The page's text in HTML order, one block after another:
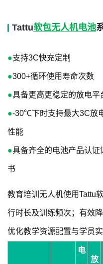
Tattu软包无人机电池
●支持3C快充定制
●300+循环使用寿命次数
●具备更高更稳定的放电平
●-30℃下时支持最大3C放
性能
●具备齐全的电池产品认证
书
教育培训无人机使用Tattu
行时长及训练频次；有效
优化教学资源配置与学员实
电
放